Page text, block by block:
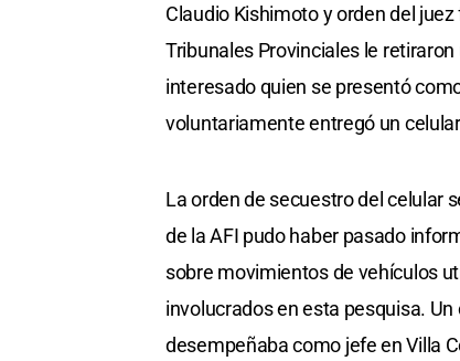
Claudio Kishimoto y orden del
Tribunales Provinciales le
interesado quien se presentó
voluntariamente entregó un
La orden de secuestro del celular
de la AFI pudo haber pasado
sobre movimientos de vehículos
involucrados en esta pesquisa.
desempeñaba como jefe en Villa